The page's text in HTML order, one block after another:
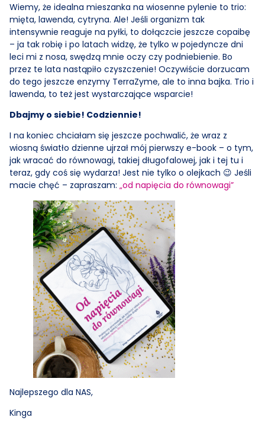
Wiemy, że idealna mieszanka na wiosenne pylenie to trio:
mięta, lawenda, cytryna. Ale! Jeśli organizm tak
intensywnie reaguje na pyłki, to dołączcie jeszcze copaibę
– ja tak robię i po latach widzę, że tylko w pojedyncze dni
leci mi z nosa, swędzą mnie oczy czy podniebienie. Bo
przez te lata nastąpiło czyszczenie! Oczywiście dorzucam
do tego jeszcze enzymy TerraZyme, ale to inna bajka. Trio i
lawenda, to też jest wystarczające wsparcie!
Dbajmy o siebie! Codziennie!
I na koniec chciałam się jeszcze pochwalić, że wraz z
wiosną światło dzienne ujrzał mój pierwszy e-book – o tym,
jak wracać do równowagi, takiej długofalowej, jak i tej tu i
teraz, gdy coś się wydarza! Jest nie tylko o olejkach 😉 Jeśli
macie chęć – zapraszam: „od napięcia do równowagi”
Najlepszego dla NAS,
Kinga